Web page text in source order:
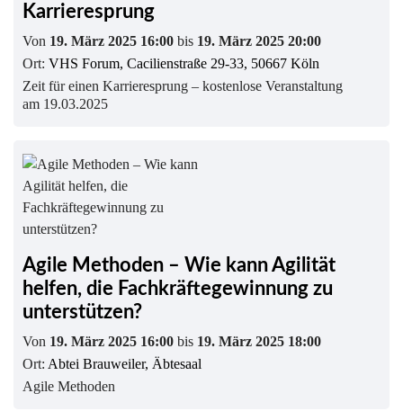
Karrieresprung
Von 19. März 2025 16:00 bis 19. März 2025 20:00
Ort: VHS Forum, Cacilienstraße 29-33, 50667 Köln
Zeit für einen Karrieresprung – kostenlose Veranstaltung
am 19.03.2025
Agile Methoden – Wie kann Agilität
helfen, die Fachkräftegewinnung zu
unterstützen?
Von 19. März 2025 16:00 bis 19. März 2025 18:00
Ort: Abtei Brauweiler, Äbtesaal
Agile Methoden